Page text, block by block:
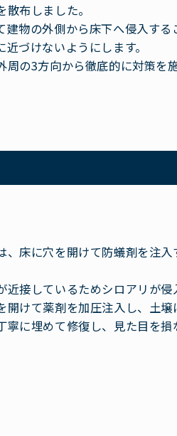
布しました。
建物の外側から床下へ侵入す
づけないようにします。
の3方向から徹底的に対策を
床に穴を開けて防蟻剤を注
接しているためシロアリが侵
けて薬剤を加圧注入し、土壌
に埋めて修復し、見た目を損